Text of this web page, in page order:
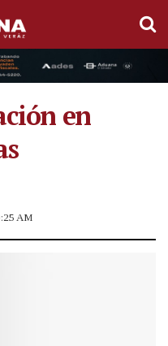
en
AM